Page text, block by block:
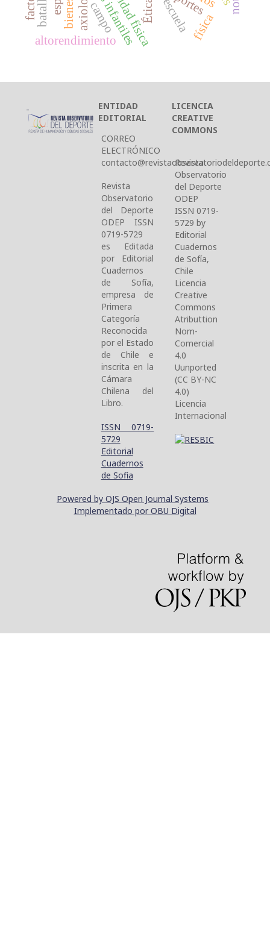
escuela
altorendimiento
Ética
física
campo
ENTIDAD
EDITORIAL
CORREO
ELECTRÓNICO
Revista
Observatorio
del Deporte
ODEP ISSN
0719-5729
es Editada
por Editorial
Cuadernos
de Sofía,
empresa de
Primera
Categoría
Reconocida
por el Estado
de Chile e
inscrita en la
Cámara
Chilena del
Libro.
ISSN 0719-
5729
Editorial
Cuadernos
de Sofia
LICENCIA
CREATIVE
COMMONS
Revista
Observatorio
del Deporte
ODEP
ISSN 0719-
5729 by
Editorial
Cuadernos
de Sofía,
Chile
Licencia
Creative
Commons
Atributtion
Nom-
Comercial
4.0
Uunported
(CC BY-NC
4.0)
Licencia
Internacional
Powered by OJS Open Journal Systems
Implementado por OBU Digital